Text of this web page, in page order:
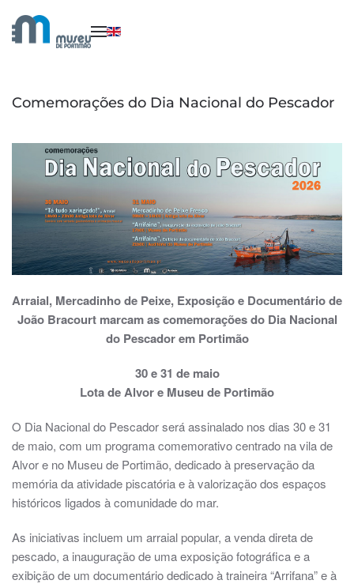
Saltar para o conteúdo principal
Comemorações do Dia Nacional do Pescador
Arraial, Mercadinho de Peixe, Exposição e Documentário de
João Bracourt marcam as comemorações do Dia Nacional
do Pescador em Portimão
30 e 31 de maio
Lota de Alvor e Museu de Portimão
O Dia Nacional do Pescador será assinalado nos dias 30 e 31
de maio, com um programa comemorativo centrado na vila de
Alvor e no Museu de Portimão, dedicado à preservação da
memória da atividade piscatória e à valorização dos espaços
históricos ligados à comunidade do mar.
As iniciativas incluem um arraial popular, a venda direta de
pescado, a inauguração de uma exposição fotográfica e a
exibição de um documentário dedicado à traineira “Arrifana” e à